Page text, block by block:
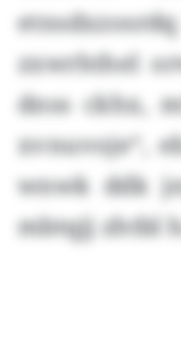
zxwrhthel
dnss ckhx,
xvnuvoje“,
wnwk ddk
mbtqjj zhtbl